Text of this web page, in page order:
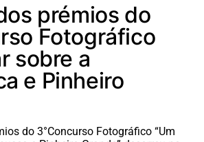
prémios do
Fotográfico
sobre a
e Pinheiro
do 3°Concurso Fotográfico “Um